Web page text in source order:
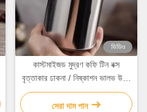
ভিডিও
কাস্টমাইজড মুদ্রণ কফি টিন বক্স
বৃত্তাকার ঢাকনা / নিষ্কাশন ভালভ উপর
স্ক্রু সঙ্গে
সেরা দাম পান